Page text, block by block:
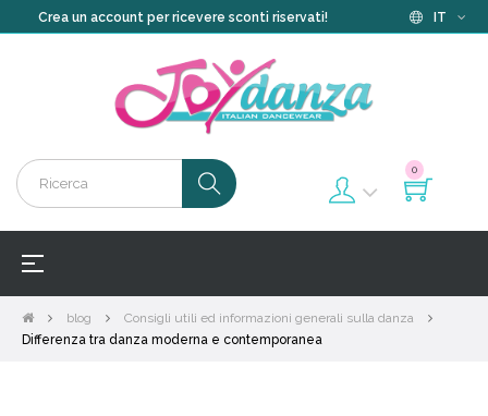
Crea un account per ricevere sconti riservati! IT
0
navigazione
☰
blog
Consigli utili ed informazioni generali sulla danza
Differenza tra danza moderna e contemporanea